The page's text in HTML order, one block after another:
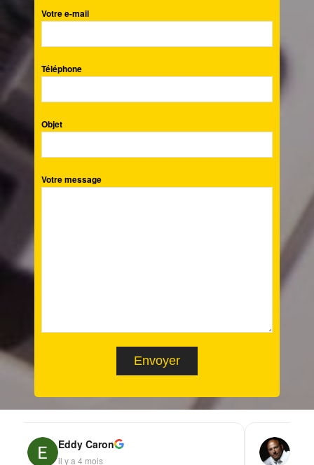
Votre e-mail
Téléphone
Objet
Votre message
Eddy Caron
il y a 4 mois